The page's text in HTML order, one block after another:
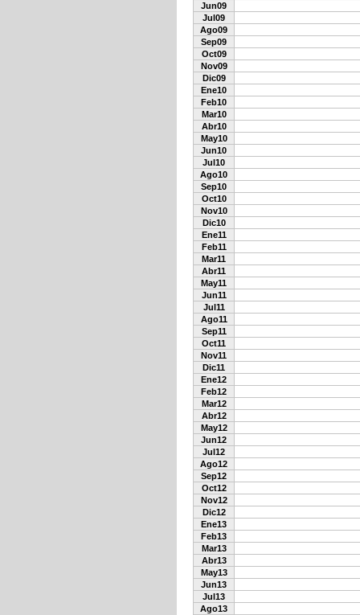
Jun09
Jul09
Ago09
Sep09
Oct09
Nov09
Dic09
Ene10
Feb10
Mar10
Abr10
May10
Jun10
Jul10
Ago10
Sep10
Oct10
Nov10
Dic10
Ene11
Feb11
Mar11
Abr11
May11
Jun11
Jul11
Ago11
Sep11
Oct11
Nov11
Dic11
Ene12
Feb12
Mar12
Abr12
May12
Jun12
Jul12
Ago12
Sep12
Oct12
Nov12
Dic12
Ene13
Feb13
Mar13
Abr13
May13
Jun13
Jul13
Ago13